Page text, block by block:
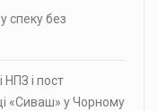
спеку без
НПЗ і пост
«Сиваш» у Чорному